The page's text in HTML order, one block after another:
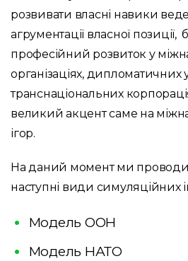
розвивати власні навики
агрументації власної позиції,
професійний розвиток у
організаціях, дипломатичних
транснаціональних
великий акцент саме на
ігор.
На даний момент ми
наступні види симуляційних
Модель ООН
Модель НАТО